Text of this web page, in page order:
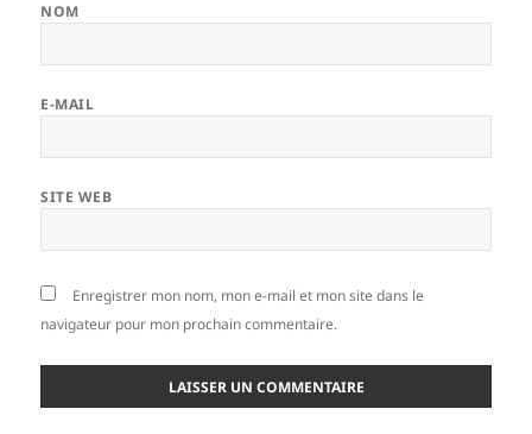
NOM
E-MAIL
SITE WEB
Enregistrer mon nom, mon e-mail et mon site dans le
navigateur pour mon prochain commentaire.